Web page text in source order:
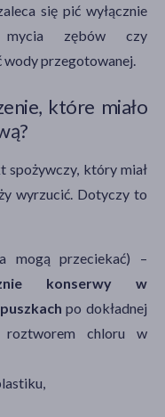
się pić wyłącznie
zębów czy
przegotowanej.
które miało
spożywczy, który miał
wyrzucić. Dotyczy to
mogą przeciekać) –
konserwy w
po dokładnej
roztworem chloru w